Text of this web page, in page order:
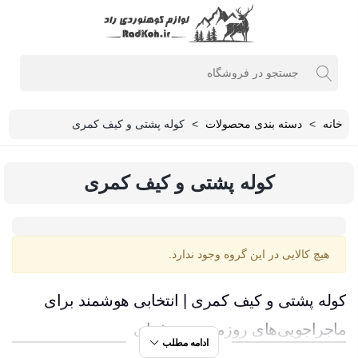
خانه > دسته بندی محصولات > کوله پشتی و کیف کمری
کوله پشتی و کیف کمری
هیچ کالایی در این گروه وجود ندارد.
کوله پشتی و کیف کمری | انتخابی هوشمند برای
ماجراجویی‌های روزمره و حرفه‌ای
ادامه مطلب